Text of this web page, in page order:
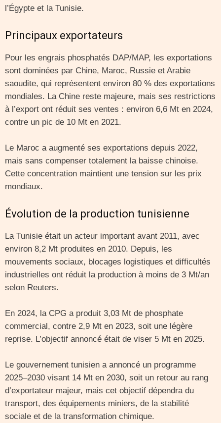
l’Égypte et la Tunisie.
Principaux exportateurs
Pour les engrais phosphatés DAP/MAP, les exportations
sont dominées par Chine, Maroc, Russie et Arabie
saoudite, qui représentent environ 80 % des exportations
mondiales. La Chine reste majeure, mais ses restrictions
à l’export ont réduit ses ventes : environ 6,6 Mt en 2024,
contre un pic de 10 Mt en 2021.
Le Maroc a augmenté ses exportations depuis 2022,
mais sans compenser totalement la baisse chinoise.
Cette concentration maintient une tension sur les prix
mondiaux.
Évolution de la production tunisienne
La Tunisie était un acteur important avant 2011, avec
environ 8,2 Mt produites en 2010. Depuis, les
mouvements sociaux, blocages logistiques et difficultés
industrielles ont réduit la production à moins de 3 Mt/an
selon Reuters.
En 2024, la CPG a produit 3,03 Mt de phosphate
commercial, contre 2,9 Mt en 2023, soit une légère
reprise. L’objectif annoncé était de viser 5 Mt en 2025.
Le gouvernement tunisien a annoncé un programme
2025–2030 visant 14 Mt en 2030, soit un retour au rang
d’exportateur majeur, mais cet objectif dépendra du
transport, des équipements miniers, de la stabilité
sociale et de la transformation chimique.